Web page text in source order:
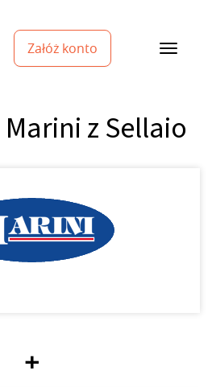
Załóż konto
z Sellaio
+